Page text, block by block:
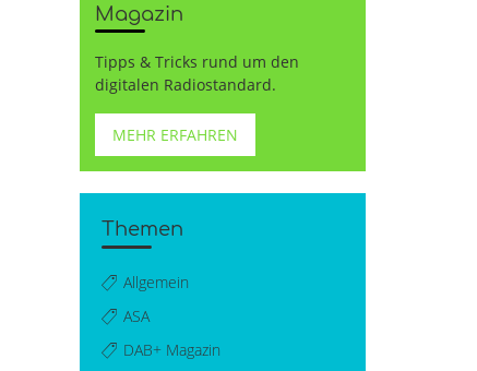
Magazin
Tipps & Tricks rund um den
digitalen Radiostandard.
MEHR ERFAHREN
Themen
Allgemein
ASA
DAB+ Magazin